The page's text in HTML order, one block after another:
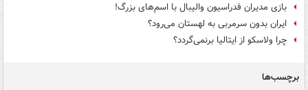
بازی مدیران فدراسیون والیبال با اسم‌های بزرگ!
ایران بدون سرمربی به لهستان می‌رود؟
چرا ولاسکو از ایتالیا برنمی‌گردد؟
برچسب‌ها